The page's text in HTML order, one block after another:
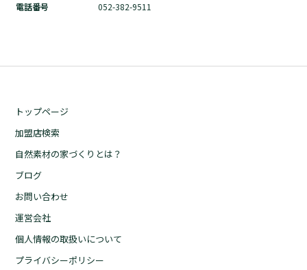
電話番号 052-382-9511
トップページ
加盟店検索
自然素材の家づくりとは？
ブログ
お問い合わせ
運営会社
個人情報の取扱いについて
プライバシーポリシー